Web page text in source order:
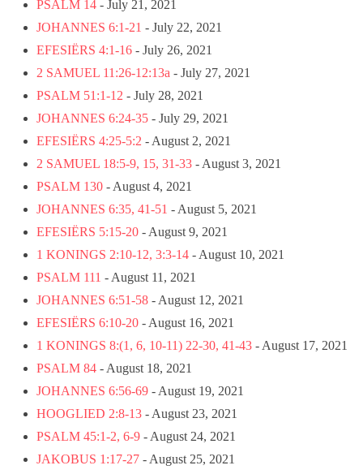
PSALM 14 - July 21, 2021
JOHANNES 6:1-21 - July 22, 2021
EFESIËRS 4:1-16 - July 26, 2021
2 SAMUEL 11:26-12:13a - July 27, 2021
PSALM 51:1-12 - July 28, 2021
JOHANNES 6:24-35 - July 29, 2021
EFESIËRS 4:25-5:2 - August 2, 2021
2 SAMUEL 18:5-9, 15, 31-33 - August 3, 2021
PSALM 130 - August 4, 2021
JOHANNES 6:35, 41-51 - August 5, 2021
EFESIËRS 5:15-20 - August 9, 2021
1 KONINGS 2:10-12, 3:3-14 - August 10, 2021
PSALM 111 - August 11, 2021
JOHANNES 6:51-58 - August 12, 2021
EFESIËRS 6:10-20 - August 16, 2021
1 KONINGS 8:(1, 6, 10-11) 22-30, 41-43 - August 17, 2021
PSALM 84 - August 18, 2021
JOHANNES 6:56-69 - August 19, 2021
HOOGLIED 2:8-13 - August 23, 2021
PSALM 45:1-2, 6-9 - August 24, 2021
JAKOBUS 1:17-27 - August 25, 2021